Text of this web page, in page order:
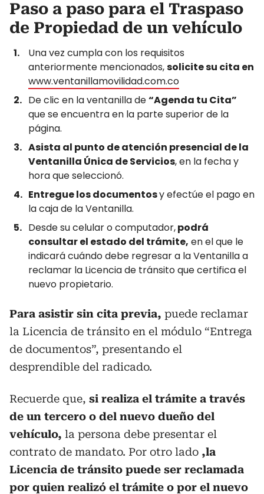
Paso a paso para el Traspaso
de Propiedad de un vehículo
Una vez cumpla con los requisitos
anteriormente mencionados,solicite su cita en
www.ventanillamovilidad.com.co
De clic en la ventanilla de“Agenda tu Cita”
que se encuentra en la parte superior de la
página.
Asista al punto de atención presencial de la
Ventanilla Única de Servicios, en la fecha y
hora que seleccionó.
Entregue los documentosy efectúe el pago en
la caja de la Ventanilla.
Desde su celular o computador,podrá
consultar el estado del trámite, en el que le
indicará cuándo debe regresar a la Ventanilla a
reclamar la Licencia de tránsito que certifica el
nuevo propietario.
Para asistir sin cita previa, puede reclamar
la Licencia de tránsito en el módulo “Entrega
de documentos”, presentando el
desprendible del radicado.
Recuerde que, si realiza el trámite a través
de un tercero o del nuevo dueño del
vehículo, la persona debe presentar el
contrato de mandato. Por otro lado ,la
Licencia de tránsito puede ser reclamada
por quien realizó el trámite o por el nuevo